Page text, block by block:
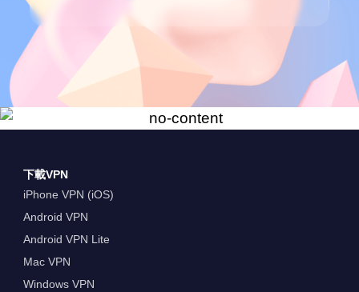
下載VPN
iPhone VPN (iOS)
Android VPN
Android VPN Lite
Mac VPN
Windows VPN